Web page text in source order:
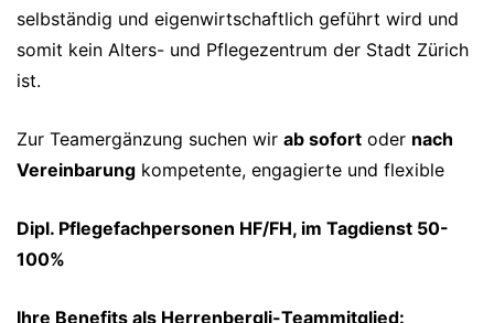
selbständig und eigenwirtschaftlich geführt wird und
somit kein Alters- und Pflegezentrum der Stadt Zürich
ist.
Zur Teamergänzung suchen wir ab sofort oder nach
Vereinbarung kompetente, engagierte und flexible
Dipl. Pflegefachpersonen HF/FH, im Tagdienst 50-
100%
Ihre Benefits als Herrenbergli-Teammitglied: